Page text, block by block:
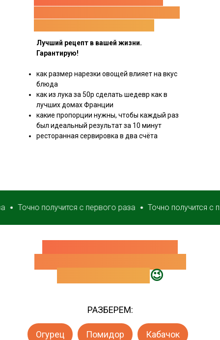
Лучший рецепт в вашей жизни.
Гарантирую!
как размер нарезки овощей влияет на вкус
блюда
как из лука за 50р сделать шедевр как в
лучших домах Франции
какие пропорции нужны, чтобы каждый раз
был идеальный результат за 10 минут
ресторанная сервировка в два счёта
получится с первого раза Точно получится с
😉
РАЗБЕРЕМ:
Огурец Помидор Кабачок